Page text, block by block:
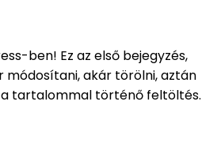
ben! Ez az első bejegyzés,
akár törölni, aztán
a tartalommal történő feltöltés.